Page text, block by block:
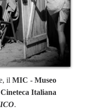
il MIC - Museo
Italiana
.